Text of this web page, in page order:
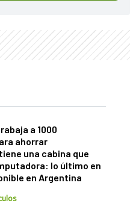
a 1000
ahorrar
una cabina que
lo último en
en Argentina